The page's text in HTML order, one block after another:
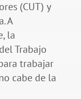
(CUT) y
A
la
Trabajo
trabajar
cabe de la